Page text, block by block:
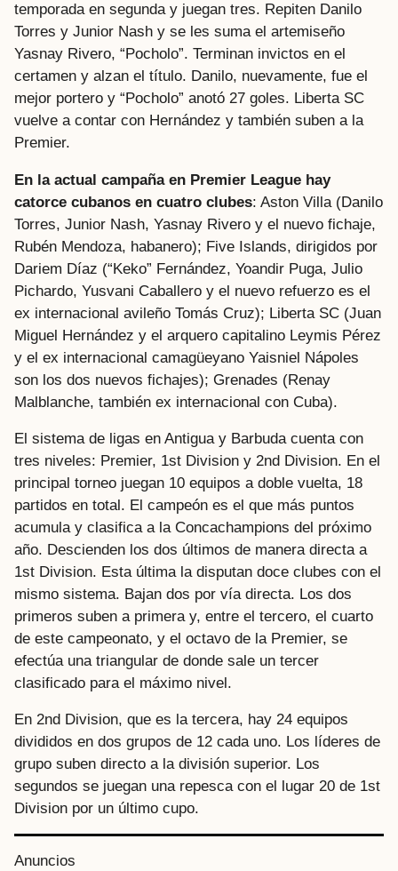
temporada en segunda y juegan tres. Repiten Danilo
Torres y Junior Nash y se les suma el artemiseño
Yasnay Rivero, “Pocholo”. Terminan invictos en el
certamen y alzan el título. Danilo, nuevamente, fue el
mejor portero y “Pocholo” anotó 27 goles. Liberta SC
vuelve a contar con Hernández y también suben a la
Premier.
En la actual campaña en Premier League hay
catorce cubanos en cuatro clubes: Aston Villa (Danilo
Torres, Junior Nash, Yasnay Rivero y el nuevo fichaje,
Rubén Mendoza, habanero); Five Islands, dirigidos por
Dariem Díaz (“Keko” Fernández, Yoandir Puga, Julio
Pichardo, Yusvani Caballero y el nuevo refuerzo es el
ex internacional avileño Tomás Cruz); Liberta SC (Juan
Miguel Hernández y el arquero capitalino Leymis Pérez
y el ex internacional camagüeyano Yaisniel Nápoles
son los dos nuevos fichajes); Grenades (Renay
Malblanche, también ex internacional con Cuba).
El sistema de ligas en Antigua y Barbuda cuenta con
tres niveles: Premier, 1st Division y 2nd Division. En el
principal torneo juegan 10 equipos a doble vuelta, 18
partidos en total. El campeón es el que más puntos
acumula y clasifica a la Concachampions del próximo
año. Descienden los dos últimos de manera directa a
1st Division. Esta última la disputan doce clubes con el
mismo sistema. Bajan dos por vía directa. Los dos
primeros suben a primera y, entre el tercero, el cuarto
de este campeonato, y el octavo de la Premier, se
efectúa una triangular de donde sale un tercer
clasificado para el máximo nivel.
En 2nd Division, que es la tercera, hay 24 equipos
divididos en dos grupos de 12 cada uno. Los líderes de
grupo suben directo a la división superior. Los
segundos se juegan una repesca con el lugar 20 de 1st
Division por un último cupo.
Anuncios
P